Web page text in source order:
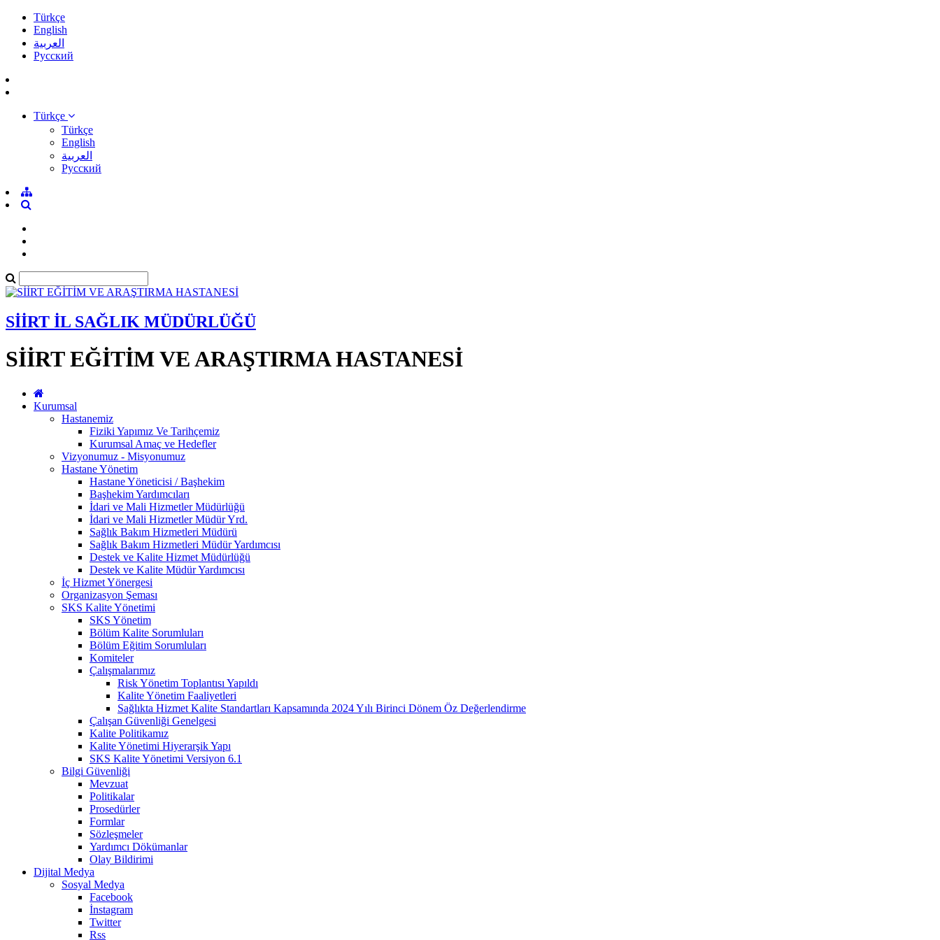
Türkçe
English
العربية
Pусский
Türkçe
Türkçe
English
العربية
Pусский
SİİRT İL SAĞLIK MÜDÜRLÜĞÜ
SİİRT EĞİTİM VE ARAŞTIRMA HASTANESİ
Kurumsal
Hastanemiz
Fiziki Yapımız Ve Tarihçemiz
Kurumsal Amaç ve Hedefler
Vizyonumuz - Misyonumuz
Hastane Yönetim
Hastane Yöneticisi / Başhekim
Başhekim Yardımcıları
İdari ve Mali Hizmetler Müdürlüğü
İdari ve Mali Hizmetler Müdür Yrd.
Sağlık Bakım Hizmetleri Müdürü
Sağlık Bakım Hizmetleri Müdür Yardımcısı
Destek ve Kalite Hizmet Müdürlüğü
Destek ve Kalite Müdür Yardımcısı
İç Hizmet Yönergesi
Organizasyon Şeması
SKS Kalite Yönetimi
SKS Yönetim
Bölüm Kalite Sorumluları
Bölüm Eğitim Sorumluları
Komiteler
Çalışmalarımız
Risk Yönetim Toplantısı Yapıldı
Kalite Yönetim Faaliyetleri
Sağlıkta Hizmet Kalite Standartları Kapsamında 2024 Yılı Birinci Dönem Öz Değerlendirme
Çalışan Güvenliği Genelgesi
Kalite Politikamız
Kalite Yönetimi Hiyerarşik Yapı
SKS Kalite Yönetimi Versiyon 6.1
Bilgi Güvenliği
Mevzuat
Politikalar
Prosedürler
Formlar
Sözleşmeler
Yardımcı Dökümanlar
Olay Bildirimi
Dijital Medya
Sosyal Medya
Facebook
İnstagram
Twitter
Rss